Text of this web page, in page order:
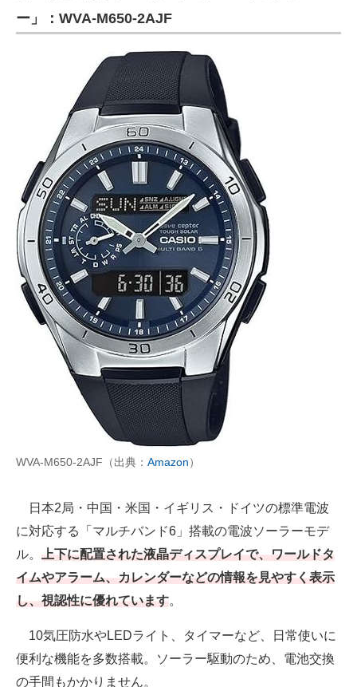
ー」：WVA-M650-2AJF
WVA-M650-2AJF（出典： Amazon）
日本2局・中国・米国・イギリス・ドイツの標準電波
に対応する「マルチバンド6」搭載の電波ソーラーモデ
ル。 上下に配置された液晶ディスプレイで、ワールドタ
イムやアラーム、カレンダーなどの情報を見やすく表示
し、視認性に優れています。
10気圧防水やLEDライト、タイマーなど、日常使いに
便利な機能を多数搭載。ソーラー駆動のため、電池交換
の手間もかかりません。